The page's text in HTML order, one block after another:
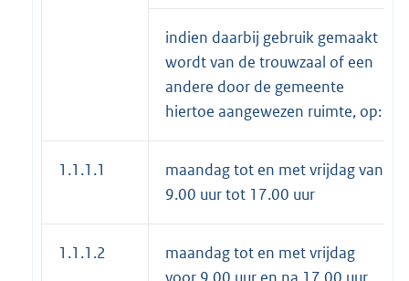
indien daarbij gebruik gemaakt
wordt van de trouwzaal of een
andere door de gemeente
hiertoe aangewezen ruimte, op:
1.1.1.1
maandag tot en met vrijdag van
9.00 uur tot 17.00 uur
1.1.1.2
maandag tot en met vrijdag